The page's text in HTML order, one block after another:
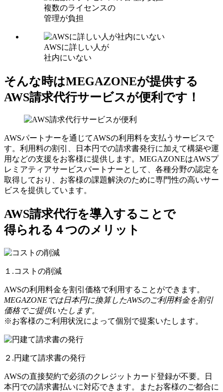
複数のライセンスの
管理が負担
AWSに詳しい人が
社内にいない
そんな時はMEGAZONEが提供する
AWS請求代行サービスが便利です！
AWSパートナーを通じてAWSの利用料を支払うサービスで
す。利用料の割引、日本円での請求書発行に加えて構築や運
用などの支援をお客様に提供します。MEGAZONEはAWSプ
レミアティアサービスパートナーとして、各種分野の認定を
取得しており、お客様の課題解決のために専門性の高いサー
ビスを提供しています。
AWS請求代行を導入することで
得られる４つのメリット
１.コストの削減
AWSの利用料金を割引価格で利用することができます。
MEGAZONEでは日本円に換算したAWSのご利用料金を割引
価格でご提供いたします。
※お客様のご利用状況によって個別で提案いたします。
２.円建て請求書の発行
AWSの直接契約で必須のクレジットカード登録が不要。日
本円での請求書払いに対応できます。またお客様のご都合に